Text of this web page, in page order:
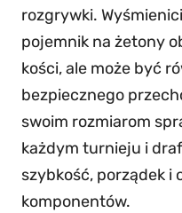
c
i
,
k
a
r
t
y
rozgrywki.
pojemnik na żetony
kości, ale może być
bezpiecznego
swoim rozmiarom
każdym turnieju i
szybkość, porządek i
komponentów.